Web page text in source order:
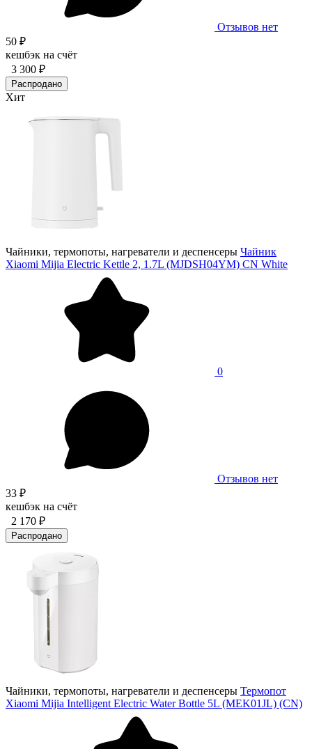
Отзывов нет
50 ₽
кешбэк на счёт
3 300 ₽
Распродано
Хит
Чайники, термопоты, нагреватели и деспенсеры Чайник
Xiaomi Mijia Electric Kettle 2, 1.7L (MJDSH04YM) CN White
0
Отзывов нет
33 ₽
кешбэк на счёт
2 170 ₽
Распродано
Чайники, термопоты, нагреватели и деспенсеры Термопот
Xiaomi Mijia Intelligent Electric Water Bottle 5L (MEK01JL) (CN)